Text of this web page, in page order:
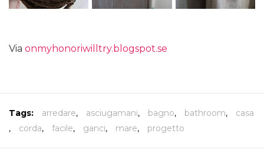
Via onmyhonoriwilltry.blogspot.se
Tags: arredare, asciugamani, bagno, bathroom,
casa
,
corda, facile, ganci, mare, progetto